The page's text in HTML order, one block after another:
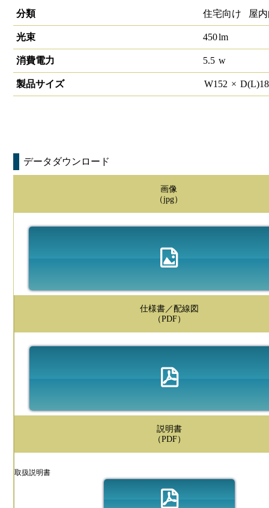
分類
住宅向け 屋
光束 450lm
消費電力 5.5 w
製品サイズ W152 × D(L)
データダウンロード
画像
（jpg）
仕様書／配線図
（PDF）
説明書
（PDF）
取扱説明書